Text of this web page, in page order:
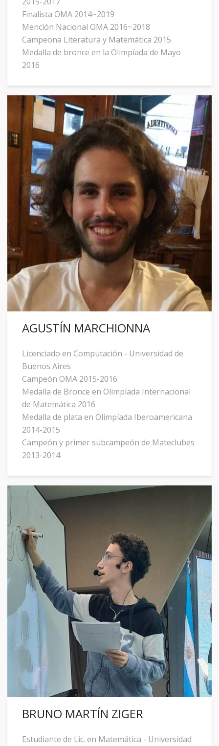
Finalista OMA 2014~2019
Mención Nacional OMA 2016~2018
Campeona Literatura y Matemática 2015
Medalla de bronce en la Olimpíada de Mayo
2016
AGUSTÍN MARCHIONNA
Licenciado en Computación - Universidad de
Buenos Aires
Campeón OMA 2015-2016
Medalla de Bronce en Olimpíada Internacional
de Matemática 2016
Medalla de plata en Olimpíada Iberoamericana
2014-2015
Campeón y primer subcampeón de Mateclubes
2013-2014
BRUNO MARTÍN ZIGER
Estudiante de Lic. en Matemática - Universidad